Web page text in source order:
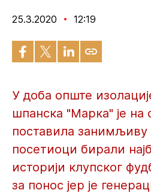
25.3.2020 12:19
У доба опште
шпанска "Марка" је на
поставила занимљиву
посетиоци бирали
историји клупског
за понос јер је